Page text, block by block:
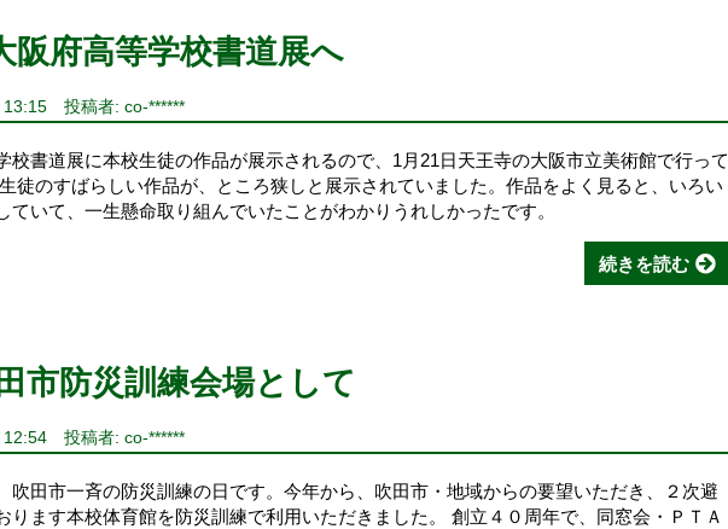
府高等学校書道展へ
13:15 投稿者: co-******
書道展に本校生徒の作品が展示されるので、1月21日天王寺の大阪市立美術館で行って
のすばらしい作品が、ところ狭しと展示されていました。作品をよく見ると、いろい
ていて、一生懸命取り組んでいたことがわかりうれしかったです。
続きを読む
市防災訓練会場として
12:54 投稿者: co-******
吹田市一斉の防災訓練の日です。今年から、吹田市・地域からの要望いただき、２次避
ります本校体育館を防災訓練で利用いただきました。 創立４０周年で、同窓会・ＰＴＡ